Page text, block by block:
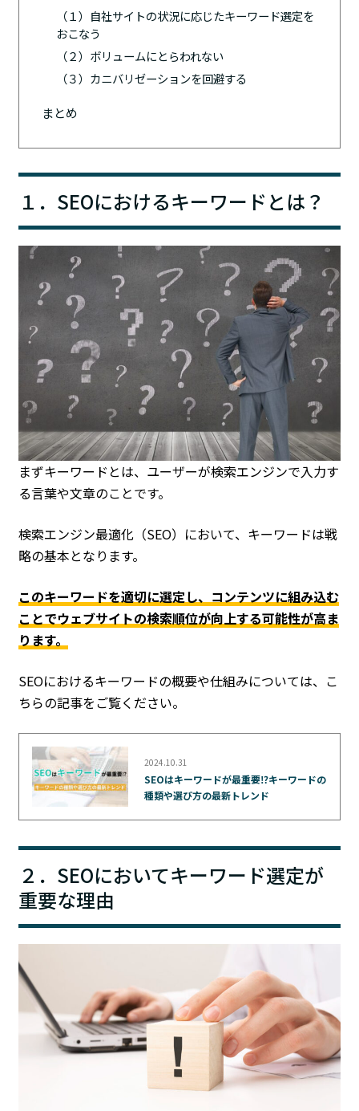
（１）自社サイトの状況に応じたキーワード選定を
おこなう
（２）ボリュームにとらわれない
（３）カニバリゼーションを回避する
まとめ
１．SEOにおけるキーワードとは？
まずキーワードとは、ユーザーが検索エンジンで入力す
る言葉や文章のことです。
検索エンジン最適化（SEO）において、キーワードは戦
略の基本となります。
このキーワードを適切に選定し、コンテンツに組み込む
ことでウェブサイトの検索順位が向上する可能性が高ま
ります。
SEOにおけるキーワードの概要や仕組みについては、こ
ちらの記事をご覧ください。
2024.10.31
SEOはキーワードが最重要⁉キーワードの
種類や選び方の最新トレンド
２．SEOにおいてキーワード選定が
重要な理由